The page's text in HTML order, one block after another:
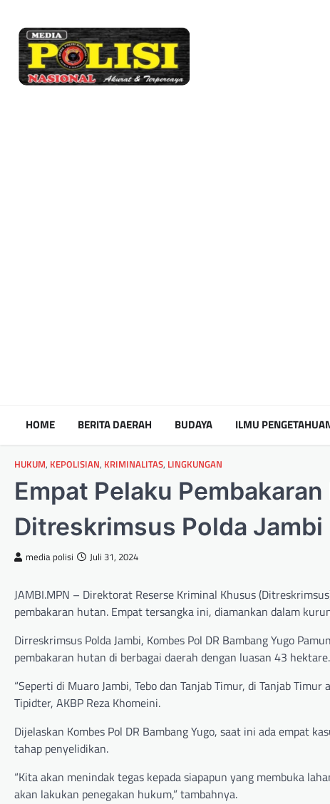
HOME BERITA DAERAH BUDAYA ILMU
HUKUM, KEPOLISIAN, KRIMINALITAS, LINGKUNGAN
Empat Pelaku
Ditreskrimsus Polda Jambi
media polisi Juli 31, 2024
JAMBI.MPN – Direktorat Reserse Kriminal Khusus
pembakaran hutan. Empat tersangka ini, diamankan dalam
Dirreskrimsus Polda Jambi, Kombes Pol DR Bambang Yugo
pembakaran hutan di berbagai daerah dengan luasan 43 hektare.
“Seperti di Muaro Jambi, Tebo dan Tanjab Timur, di Tanjab
Tipidter, AKBP Reza Khomeini.
Dijelaskan Kombes Pol DR Bambang Yugo, saat ini ada empat
tahap penyelidikan.
“Kita akan menindak tegas kepada siapapun yang membuka
akan lakukan penegakan hukum,” tambahnya.